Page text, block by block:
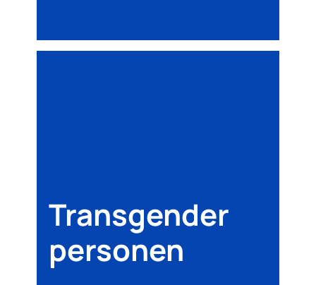
Transgender
personen